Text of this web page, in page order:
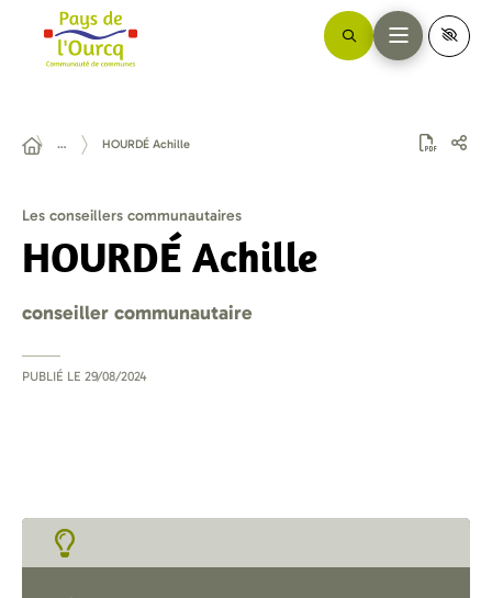
… HOURDÉ Achille
Les conseillers communautaires
HOURDÉ Achille
conseiller communautaire
PUBLIÉ LE 29/08/2024